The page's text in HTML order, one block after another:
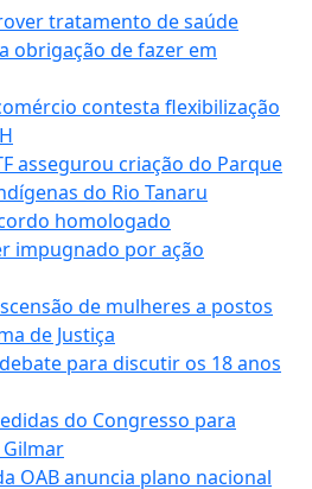
tratamento de saúde
obrigação de fazer em
contesta flexibilização
assegurou criação do Parque
do Rio Tanaru
homologado
impugnado por ação
de mulheres a postos
de Justiça
para discutir os 18 anos
do Congresso para
OAB anuncia plano nacional